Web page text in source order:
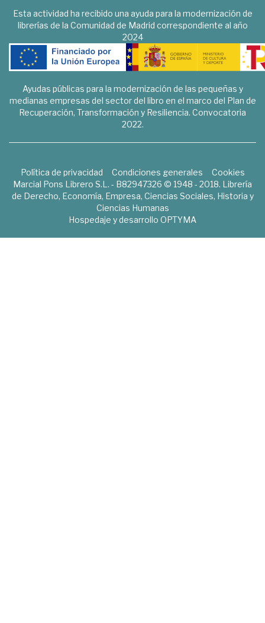
Esta actividad ha recibido una ayuda para la modernización de
librerías de la Comunidad de Madrid correspondiente al año
2024
Ayudas públicas para la modernización de las pequeñas y
medianas empresas del sector del libro en el marco del Plan de
Recuperación, Transformación y Resiliencia. Convocatoria
2022.
Política de privacidad Condiciones generales
Cookies
Marcial Pons Librero S.L. - B82947326 © 1948 - 2018. Librería
de Derecho, Economía, Empresa, Ciencias Sociales, Historia y
Ciencias Humanas
Hospedaje y desarrollo OPTYMA